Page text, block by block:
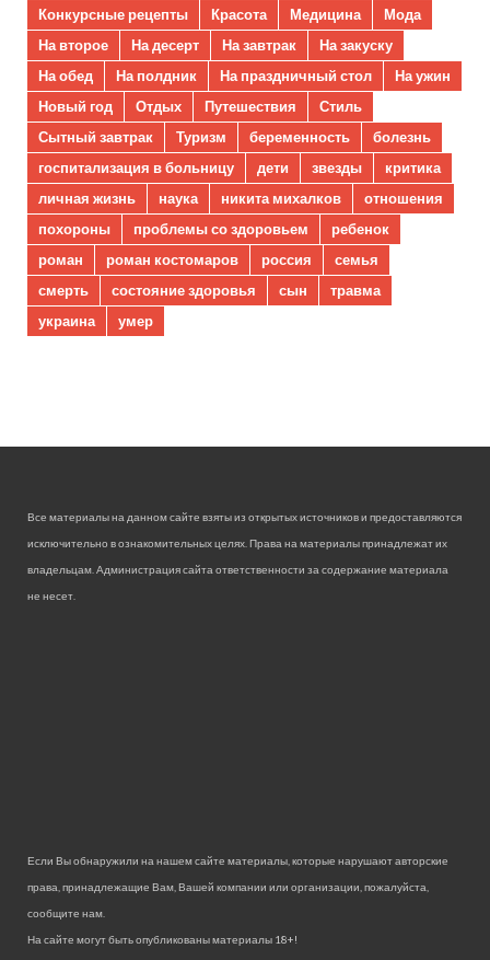
Конкурсные рецепты
Красота Медицина
Мода
На второе
На десерт На завтрак
На закуску
На обед
На полдник На праздничный стол
На ужин
Новый год
Отдых Путешествия
Стиль
Сытный завтрак
Туризм беременность
болезнь
госпитализация в больницу
дети звезды
критика
личная жизнь
наука никита михалков
отношения
похороны
проблемы со здоровьем
ребенок
роман
роман костомаров россия
семья
смерть
состояние здоровья сын
травма
украина
умер
Все материалы на данном сайте взяты из открытых источников и предоставляются
исключительно в ознакомительных целях. Права на материалы принадлежат их
владельцам. Администрация сайта ответственности за содержание материала
не несет.
Если Вы обнаружили на нашем сайте материалы, которые нарушают авторские
права, принадлежащие Вам, Вашей компании или организации, пожалуйста,
сообщите нам.
На сайте могут быть опубликованы материалы 18+!